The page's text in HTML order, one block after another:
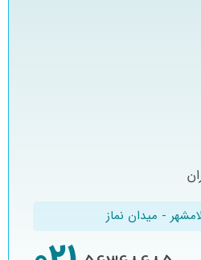
- میدان نماز